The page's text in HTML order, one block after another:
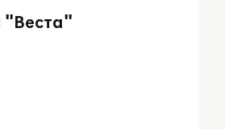
"Веста"